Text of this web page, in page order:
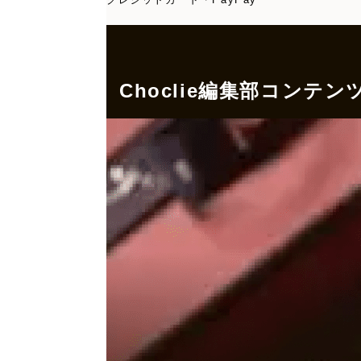
Choclie編集部コンテン